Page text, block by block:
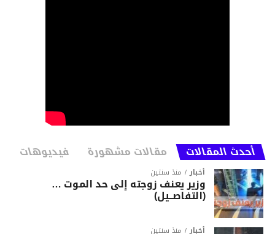
أحدث المقالات مقالات مشهورة فيديوهات
أخبار منذ سنتين
وزير يعنف زوجته إلى حد الموت …
(التفاصــيل)
أخبار منذ سنتين